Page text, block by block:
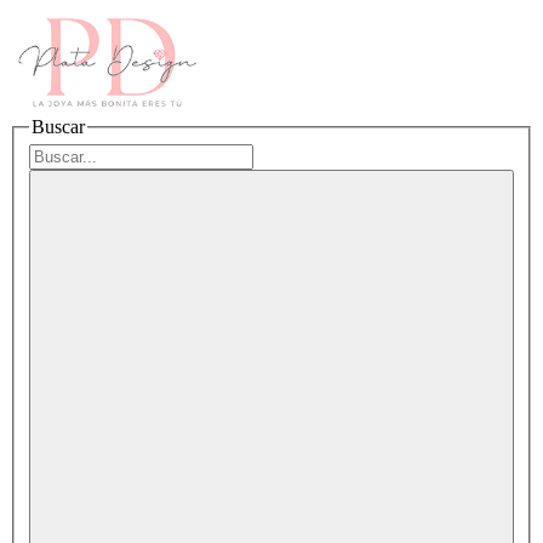
Buscar